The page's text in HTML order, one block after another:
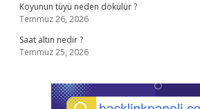
Koyunun tüyü neden dökülür ?
Temmuz 26, 2026
Saat altın nedir ?
Temmuz 25, 2026